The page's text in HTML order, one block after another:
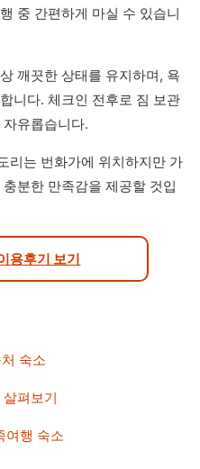
중 간편하게 마실 수 있습니
깨끗한 상태를 유지하며, 욕
니다. 체크인 전후로 짐 보관
유롭습니다.
리는 번화가에 위치하지만 가
분한 만족감을 제공할 것입
용후기 보기
숙소
펴보기
여행 숙소